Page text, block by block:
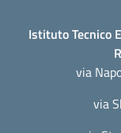
Istituto Tecnico
via
via